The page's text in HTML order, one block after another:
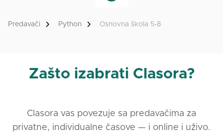
Predavači Python Osnovna škola 5-8
Zašto izabrati Clasora?
Clasora vas povezuje sa predavačima za
privatne, individualne časove — i online i uživo.